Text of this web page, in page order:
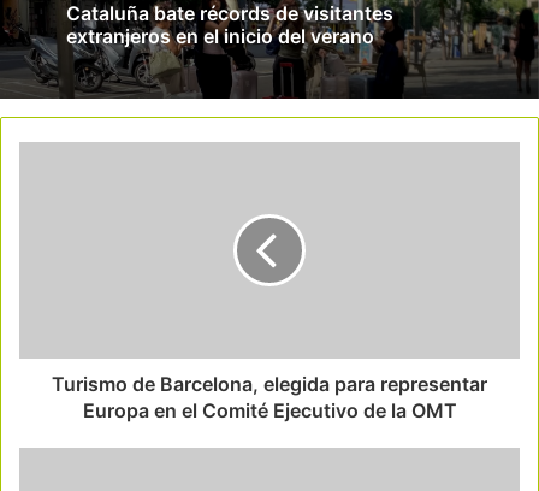
Cataluña bate récords de visitantes
extranjeros en el inicio del verano
Turismo de Barcelona, elegida para representar
Europa en el Comité Ejecutivo de la OMT